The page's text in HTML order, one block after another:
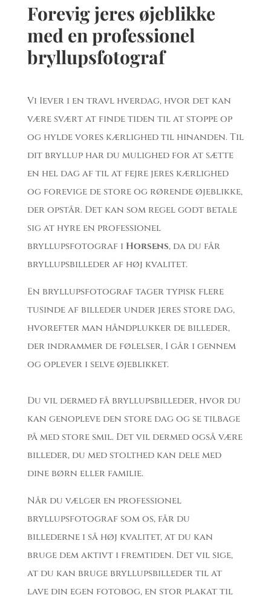
Forevig jeres øjeblikke
med en professionel
bryllupsfotograf
Vi Iever i en travl hverdag, hvor det kan
være svært at finde tiden til at stoppe op
og hylde vores kærlighed til hinanden. Til
dit bryllup har du mulighed for at sætte
en hel dag af til at fejre jeres kærlighed
og forevige de store og rørende øjeblikke,
der opstår. Det kan som regel godt betale
sig at hyre en professionel
bryllupsfotograf i Horsens, da du får
bryllupsbilleder af høj kvalitet.
En bryllupsfotograf tager typisk flere
tusinde af billeder under jeres store dag,
hvorefter man håndplukker de billeder,
der indrammer de følelser, I går i gennem
og oplever i selve øjeblikket.
Du vil dermed få bryllupsbilleder, hvor du
kan genopleve den store dag og se tilbage
på med store smil. Det vil dermed også være
billeder, du med stolthed kan dele med
dine børn eller familie.
Når du vælger en professionel
bryllupsfotograf som os, får du
billederne i så høj kvalitet, at du kan
bruge dem aktivt i fremtiden. Det vil sige,
at du kan bruge bryllupsbilleder til at
lave din egen fotobog, en stor plakat til